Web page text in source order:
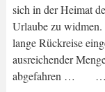
sich in der Heimat
Urlaube zu widmen.
lange Rückreise
ausreichender
abgefahren … …